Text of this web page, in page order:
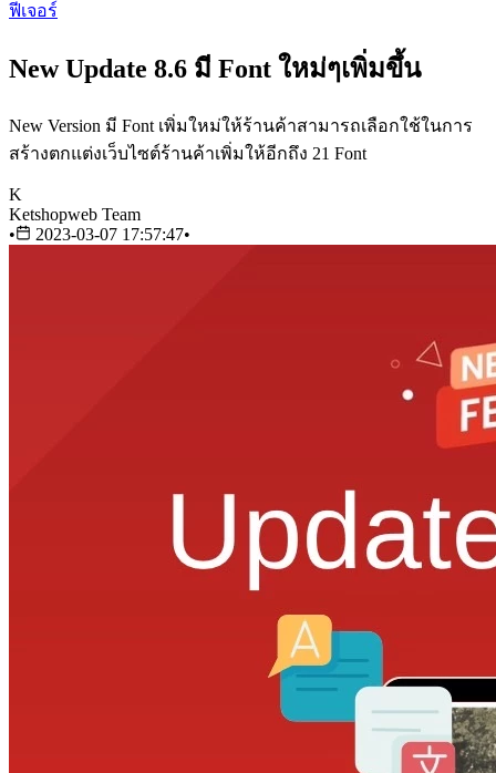
ฟีเจอร์
New Update 8.6 มี Font ใหม่ๆเพิ่มขึ้น
New Version มี Font เพิ่มใหม่ให้ร้านค้าสามารถเลือกใช้ในการ
สร้างตกแต่งเว็บไซต์ร้านค้าเพิ่มให้อีกถึง 21 Font
K
Ketshopweb Team
•
2023-03-07 17:57:47•